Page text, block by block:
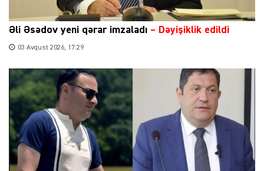
Əli Əsədov yeni qərar imzaladı – Dəyişiklik edildi
03 Avqust 2026, 17:29